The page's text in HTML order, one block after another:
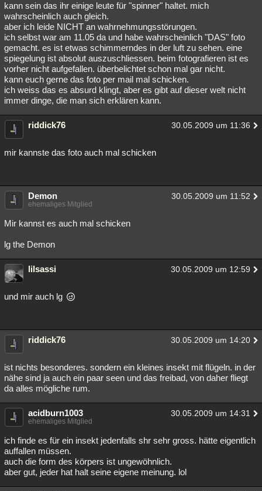
kann sein das ihr einige leute für "spinner" haltet. mich
wahrscheinlich auch gleich.
aber ich leide NICHT an wahrnehmungsstörungen.
ich selbst war am 11.05 da und habe wahrscheinlich "DAS" foto
gemacht. es ist etwas schimmerndes in der luft zu sehen. eine
spiegelung ist absolut auszuschliessen. beim fotografieren ist es
vorher nicht aufgefallen. überbelichtet schon mal gar nicht.
kann euch gerne das foto per mail mal schicken.
ich weiss das es absurd klingt, aber es gibt auf dieser welt nicht
immer dinge, die man sich erklären kann.
riddick76 30.05.2009 um 11:36
mir kannste das foto auch mal schicken
Demon 30.05.2009 um 11:52
ehemaliges Mitglied
Mir kannst es auch mal schicken
lg the Demon
lilsassi 30.05.2009 um 12:59
und mir auch lg
riddick76 30.05.2009 um 14:20
ist nichts besonderes. sondern ein kleines insekt mit flügeln. in der
nähe sind ja auch ein paar seen und das freibad, von daher fliegt
da alles mögliche rum.
acidburn1003 30.05.2009 um 14:31
ehemaliges Mitglied
ich finde es für ein insekt jedenfalls shr sehr gross. hätte eigentlich
auffallen müssen.
auch die form des körpers ist ungewöhnlich.
aber gut, jeder hat halt seine eigene meinung. lol